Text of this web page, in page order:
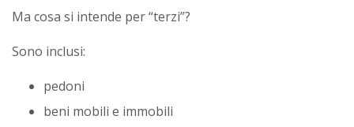
Ma cosa si intende per “terzi”?
Sono inclusi:
pedoni
beni mobili e immobili